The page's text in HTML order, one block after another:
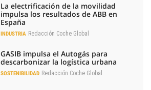
La electrificación de la movilidad
impulsa los resultados de ABB en
España
INDUSTRIA Redacción Coche Global
GASIB impulsa el Autogás para
descarbonizar la logística urbana
SOSTENIBILIDAD Redacción Coche Global